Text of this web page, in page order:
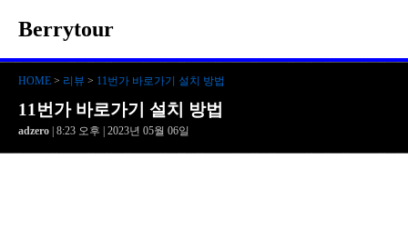
Berrytour
HOME > 리뷰 > 11번가 바로가기 설치 방법
11번가 바로가기 설치 방법
adzero | 8:23 오후 | 2023년 05월 06일